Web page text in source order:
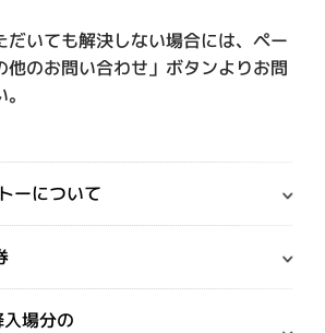
だいても解決しない場合には、ペー
他のお問い合わせ」ボタンよりお問
ーについて
場分の